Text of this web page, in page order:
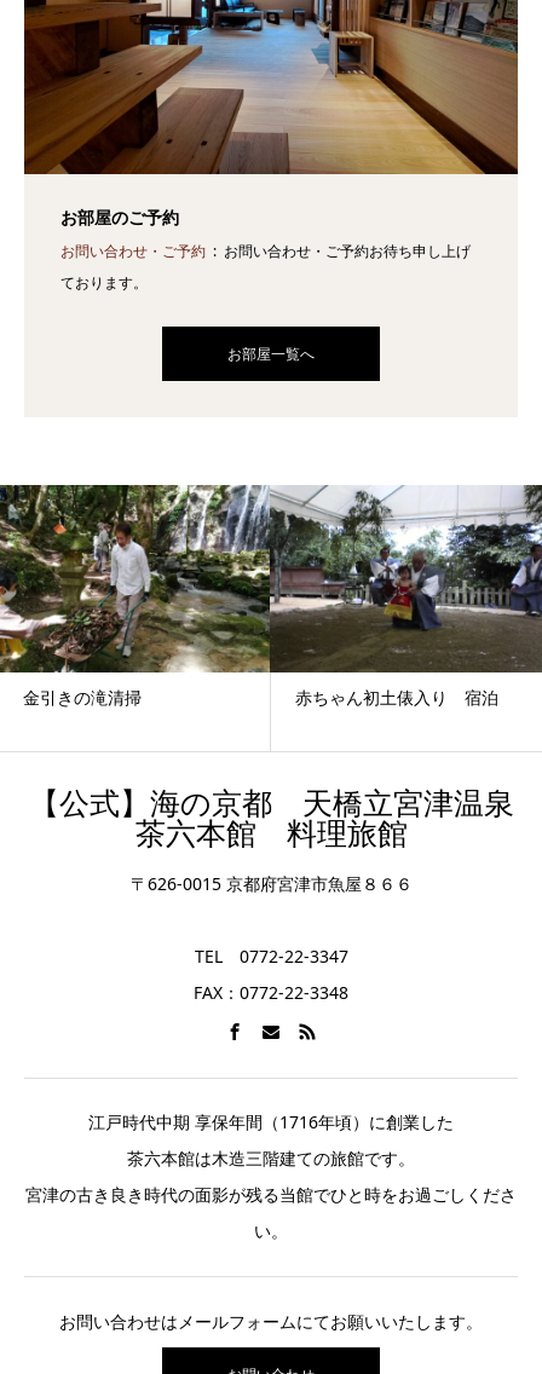
お部屋のご予約
お問い合わせ・ご予約
お問い合わせ・ご予約お待ち申し上げ
ております。
お部屋一覧へ
赤ちゃん初土俵入り 宿泊 宮津の天然とり貝
【公式】海の京都 天橋立宮津温泉
茶六本館 料理旅館
〒626-0015 京都府宮津市魚屋８６６
TEL 0772-22-3347
FAX：0772-22-3348
江戸時代中期 享保年間（1716年頃）に創業した
茶六本館は木造三階建ての旅館です。
宮津の古き良き時代の面影が残る当館でひと時をお過ごしくださ
い。
お問い合わせはメールフォームにてお願いいたします。